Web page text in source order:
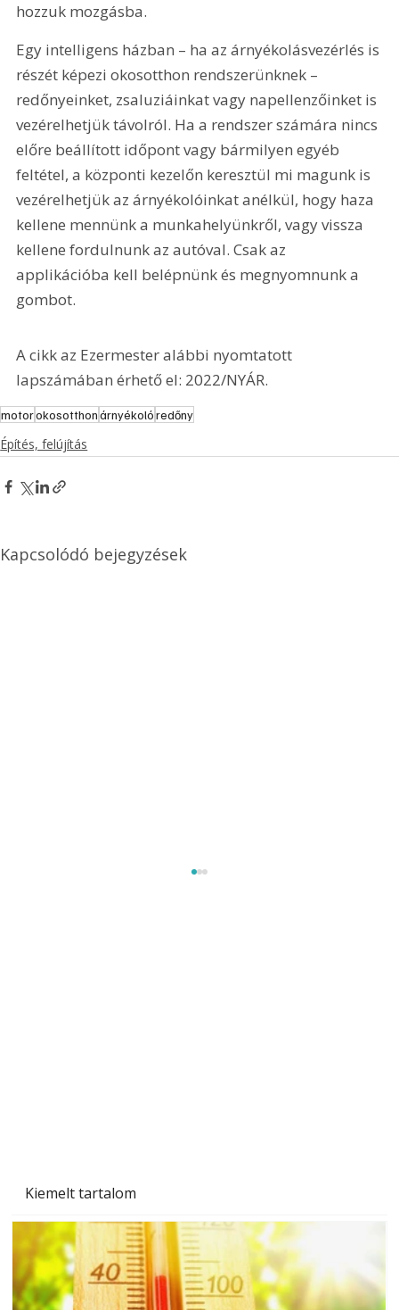
Kiemelt tartalom
hozzuk mozgásba.
Egy intelligens házban – ha az árnyékolásvezérlés is
részét képezi okosotthon rendszerünknek –
redőnyeinket, zsaluziá­inkat vagy napellenzőinket is
vezérelhetjük távolról. Ha a rendszer számára nincs
előre beállított időpont vagy bármilyen egyéb
feltétel, a központi kezelőn keresztül mi magunk is
vezérelhetjük az árnyékolóinkat anélkül, hogy haza
kellene mennünk a munkahelyünkről, vagy vissza
kellene fordulnunk az autóval. Csak az
applikációba kell belépnünk és megnyomnunk a
gombot.
A cikk az Ezermester alábbi nyomtatott
lapszámában érhető el: 2022/NYÁR.
motorokosotthonárnyékolóredőny
Építés, felújítás
Kapcsolódó bejegyzések